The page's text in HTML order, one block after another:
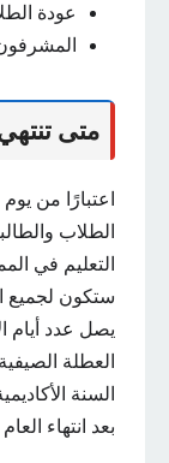
عودة الطلاب :
متى
الطلاب
التعليم في
ستكون لجميع
العطلة
السنة
بعد انتهاء